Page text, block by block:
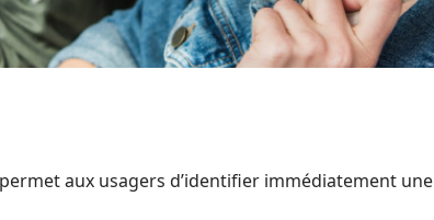
aux usagers d’identifier immédiatement une